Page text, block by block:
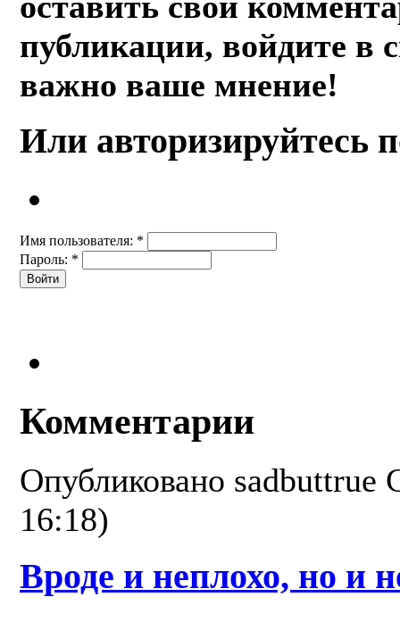
публикации, войдите в
важно ваше мнение!
Или авторизируйтесь
Имя пользователя: *
Пароль: *
Комментарии
Опубликовано sadbuttrue
16:18)
Вроде и неплохо, но и